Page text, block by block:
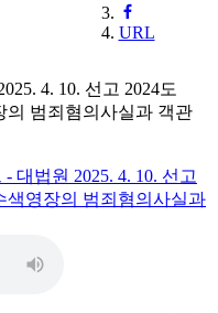
URL
4. 10. 선고 2024도
의 범죄혐의사실과 객관
대법원 2025. 4. 10. 선고
색영장의 범죄혐의사실과